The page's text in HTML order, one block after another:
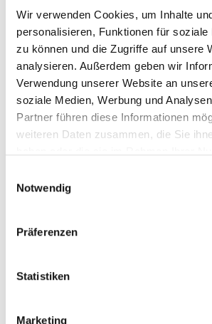
Wir verwenden Cookies, um Inhalte
personalisieren, Funktionen für soziale
zu können und die Zugriffe auf unsere
analysieren. Außerdem geben wir
Verwendung unserer Website an
soziale Medien, Werbung und
Partner führen diese Informationen
weiteren Daten zusammen, die Sie
Notwendig
Präferenzen
Statistiken
Marketing
gemeinsame Ziele greifbar machen –
Impuls für jede Hauptversammlung.
Lukas Christenbringt schließlich das
und Krisenkompetenz ein. Er zeigt,
Präsentationen auch in
Situationen Sicherheit vermitteln,
und Zuversicht schaffen können.
strategischen Weichenstellungen
Gemeinsam verdeutlichen diese
Präsentationen auf
glaubwürdige Führung, emotionale
Weitere relevante